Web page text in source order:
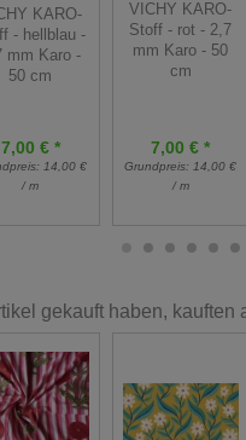
KARO-
- hellblau -
mm Karo -
50 cm
7,00 € *
14,00 €
/ m
VICHY KARO-
Stoff - rot - 2,7
mm Karo - 50
cm
7,00 € *
Grundpreis: 14,00 €
/ m
gekauft haben, kauften